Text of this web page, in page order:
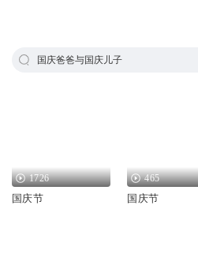
国庆爸爸与国庆儿子
1726
国庆节
465
国庆节